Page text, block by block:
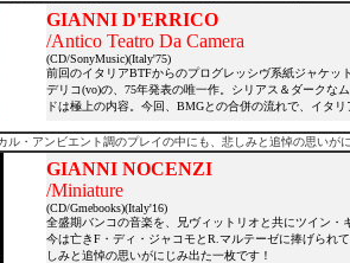
GIANNI D'ERRICO
/Antico Teatro Da Camera
(CD/SonyMusic)(Italy'75)
前回のイタリアBTFからのプログレッシヴ系紙ジャケ
デリコ(vo)の、75年発表の唯一作。シリアス＆ダークな
ドは極上の内容。今回、BMGとの合併の流れで、イタ
ル・アンビエント調のプレイの中にも、悲しみと追悼の思いが
GIANNI NOCENZI
/Miniature
(CD/Gmebooks)(Italy'16)
全盛期バンコの音楽を、兄ヴィットリオと共にツイン
今は亡きF・ディ・ジャコモとR.マルテーゼに捧げられ
しみと追悼の思いがにじみ出た一枚です！